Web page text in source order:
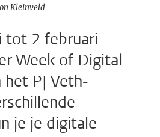
Kleinveld
tot 2 februari
Week of Digital
PJ Veth-
je je digitale